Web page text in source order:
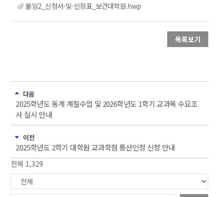
붙임2_신청서-및-인정표_보건대학원.hwp
목록보기
다음
2025학년도 동계 계절수업 및 2026학년도 1학기 교과목 수요조
사 실시 안내
이전
2025학년도 2학기 대학원 교과학점 통산인정 신청 안내
전체 1,329